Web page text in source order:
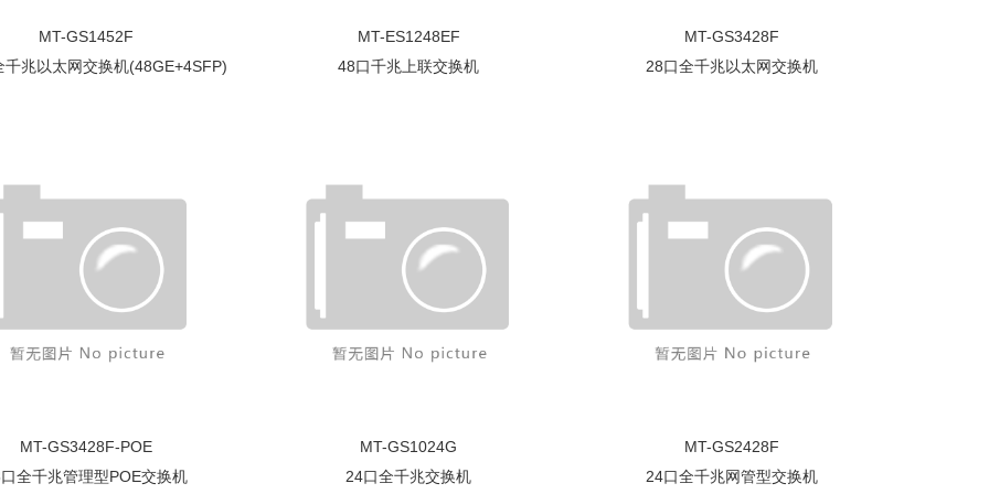
MT-GS1452F
千兆以太网交换机(48GE+4SFP)
MT-ES1248EF
48口千兆上联交换机
MT-GS3428F
28口全千兆以太网交换机
MT-GS3428F-POE
全千兆管理型POE交换机
MT-GS1024G
24口全千兆交换机
MT-GS2428F
24口全千兆网管型交换机